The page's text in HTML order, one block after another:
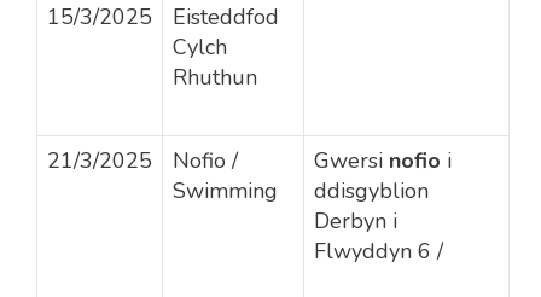
15/3/2025
Eisteddfod
Cylch
Rhuthun
21/3/2025
Nofio /
Swimming
Gwersi nofio i
ddisgyblion
Derbyn i
Flwyddyn 6 /